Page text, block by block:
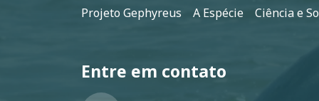
Rodapé
Projeto Gephyreus A Espécie Ciência e
Entre em contato